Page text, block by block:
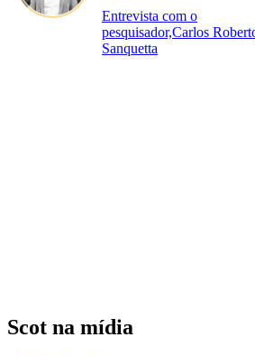
Entrevista com o
pesquisador,Carlos
Sanquetta
Scot na mídia